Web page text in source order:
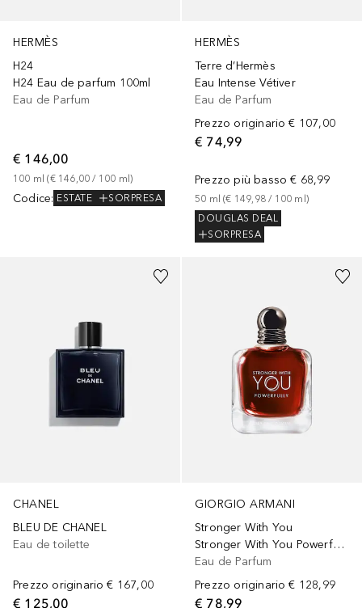
HERMÈS
H24
H24 Eau de parfum 100ml
Eau de Parfum
€ 146,00
100 ml (€ 146,00 / 100 ml)
Codice: ESTATE SORPRESA
HERMÈS
Terre d’Hermès
Eau Intense Vétiver
Eau de Parfum
Prezzo originario € 107,00
€ 74,99
Prezzo più basso € 68,99
50 ml (€ 149,98 / 100 ml)
DOUGLAS DEAL
SORPRESA
CHANEL
BLEU DE CHANEL
Eau de toilette
Prezzo originario € 167,00
€ 125,00
GIORGIO ARMANI
Stronger With You
Stronger With You Powerfully
Eau de Parfum
Prezzo originario € 128,99
€ 78,99